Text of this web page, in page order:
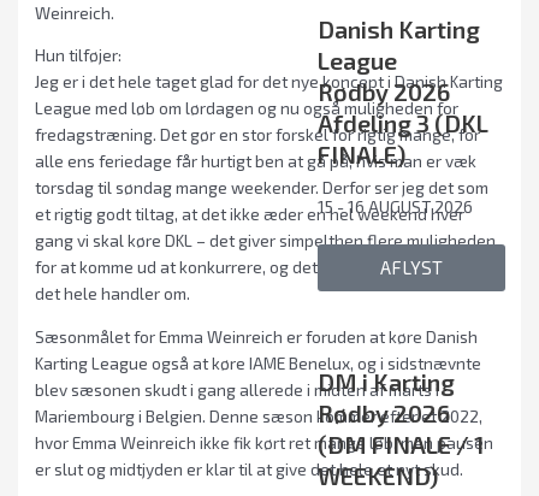
Danish Karting
League
Rødby 2026
Afdeling 3 (DKL
FINALE)
15 - 16 AUGUST 2026
AFLYST
DM i Karting
Rødby 2026
(DM FINALE / 1
WEEKEND)
Weinreich.
Hun tilføjer:
Jeg er i det hele taget glad for det nye koncept i Danish Karting
League med løb om lørdagen og nu også muligheden for
fredagstræning. Det gør en stor forskel for rigtig mange, for
alle ens feriedage får hurtigt ben at gå på, hvis man er væk
torsdag til søndag mange weekender. Derfor ser jeg det som
et rigtig godt tiltag, at det ikke æder en hel weekend hver
gang vi skal køre DKL – det giver simpelthen flere muligheden
for at komme ud at konkurrere, og det er jo i sidste ende hvad
det hele handler om.
Sæsonmålet for Emma Weinreich er foruden at køre Danish
Karting League også at køre IAME Benelux, og i sidstnævnte
blev sæsonen skudt i gang allerede i midten af marts i
Mariembourg i Belgien. Denne sæson kommer efter et 2022,
hvor Emma Weinreich ikke fik kørt ret mange løb, men pausen
er slut og midtjyden er klar til at give det hele et nyt skud.